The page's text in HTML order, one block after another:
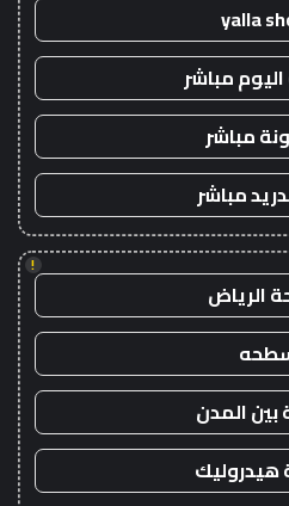
yalla
مباشر
مباشر
مباشر
!
الرياض
المدن